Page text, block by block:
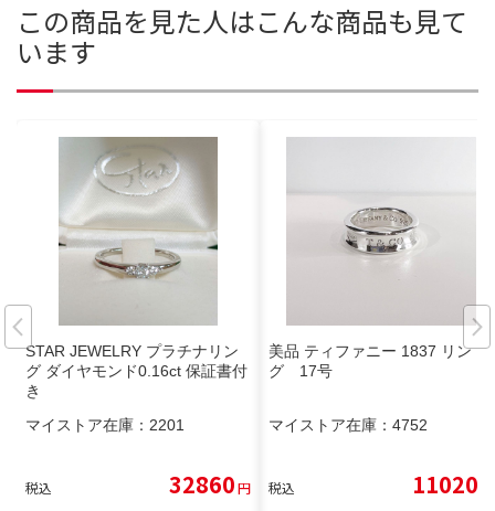
この商品を見た人はこんな商品も見て
います
STAR JEWELRY プラチナリン
グ ダイヤモンド0.16ct 保証書付
き
マイストア在庫： 2201
税込 32860円
美品 ティファニー 1837 リン
グ 17号
マイストア在庫： 4752
税込 11020